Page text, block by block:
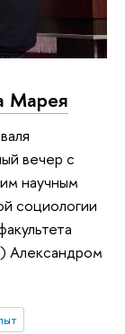
Марея
вечер с
научным
социологии
Александром